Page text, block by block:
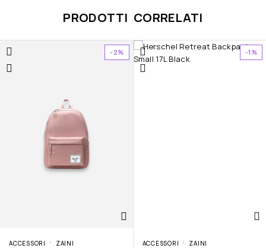
PRODOTTI CORRELATI
-2%
ACCESSORI ZAINI
-1%
ACCESSORI ZAINI